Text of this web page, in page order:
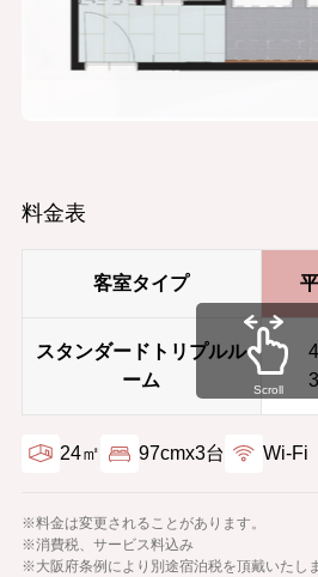
料金表
客室タイプ
スタンダードトリプルル
ーム
Scroll
24㎡ 97cmx3台 Wi-Fi
※料金は変更されることがあります。
※消費税、サービス料込み
※大阪府条例により別途宿泊税を頂戴いたしま